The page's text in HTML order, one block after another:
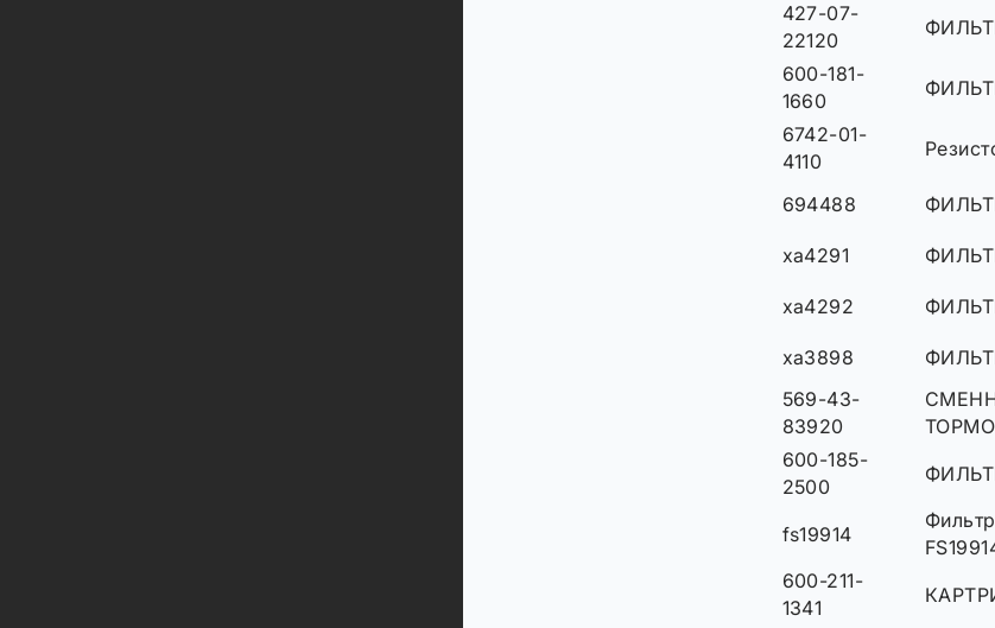
427-07-
22120
600-181-
1660
6742-01-
4110
694488
xa4291
xa4292
xa3898
569-43-
83920
600-185-
2500
fs19914
600-211-
1341